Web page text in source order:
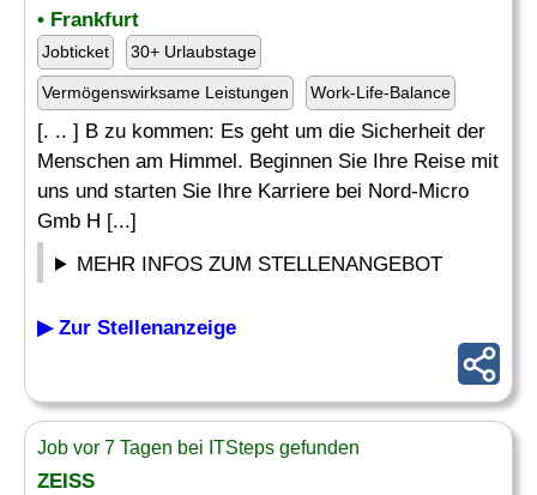
• Frankfurt
Jobticket 30+ Urlaubstage
Vermögenswirksame Leistungen Work-Life-Balance
[. .. ] B zu kommen: Es geht um die Sicherheit der
Menschen am Himmel. Beginnen Sie Ihre Reise mit
uns und starten Sie Ihre Karriere bei Nord-Micro
Gmb H [...]
MEHR INFOS ZUM STELLENANGEBOT
▶ Zur Stellenanzeige
Job vor 7 Tagen bei ITSteps gefunden
ZEISS